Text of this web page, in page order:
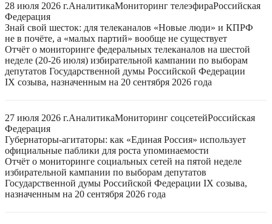
28 июля 2026 г.АналитикаМониторинг телеэфираРоссийская
Федерация
Знай свой шесток: для телеканалов «Новые люди» и КПРФ
не в почёте, а «малых партий» вообще не существует
Отчёт о мониторинге федеральных телеканалов на шестой
неделе (20-26 июля) избирательной кампании по выборам
депутатов Государственной думы Российской Федерации
IX созыва, назначенным на 20 сентября 2026 года
27 июля 2026 г.АналитикаМониторинг соцсетейРоссийская
Федерация
Губернаторы-агитаторы: как «Единая Россия» использует
официальные паблики для роста упоминаемости
Отчёт о мониторинге социальных сетей на пятой неделе
избирательной кампании по выборам депутатов
Государственной думы Российской Федерации IX созыва,
назначенным на 20 сентября 2026 года